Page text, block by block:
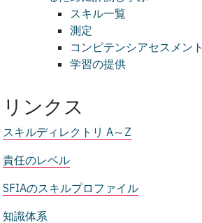
スキル一覧
測定
コンピテンシアセスメント
学習の提供
リンクス
スキルディレクトリ A～Z
責任のレベル
SFIAのスキルプロファイル
知識体系